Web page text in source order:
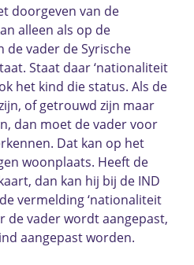
doorgeven van de
alleen als op de
de vader de Syrische
Staat daar ‘nationaliteit
het kind die status. Als de
of getrouwd zijn maar
dan moet de vader voor
Dat kan op het
woonplaats. Heeft de
dan kan hij bij de IND
vermelding ‘nationaliteit
de vader wordt aangepast,
aangepast worden.